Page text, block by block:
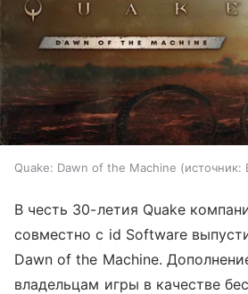
Quake: Dawn of the Machine источник:
В честь 30-летия Quake
совместно с id Software
Dawn of the Machine.
владельцам игры в качестве